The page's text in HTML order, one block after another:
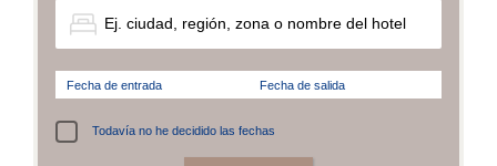
Fecha de entrada Fecha de salida
Todavía no he decidido las fechas